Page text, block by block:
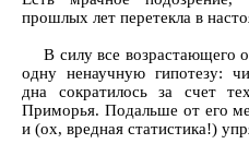
прошлых лет перетекла в
В силу все возрастающего
одну ненаучную гипотезу:
дна сократилось за счет
Приморья. Подальше от его
и (ох, вредная статистика!)